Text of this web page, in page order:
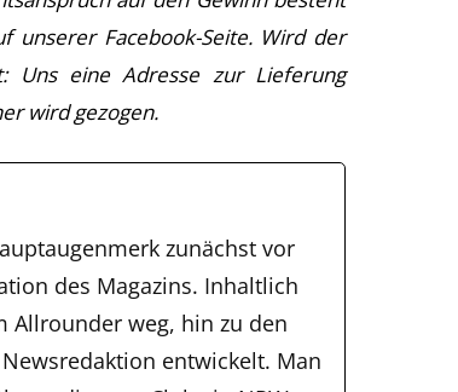
unserer Facebook-Seite. Wird der
Uns eine Adresse zur Lieferung
wird gezogen.
zunächst vor
des Magazins. Inhaltlich
Allrounder weg, hin zu den
entwickelt. Man